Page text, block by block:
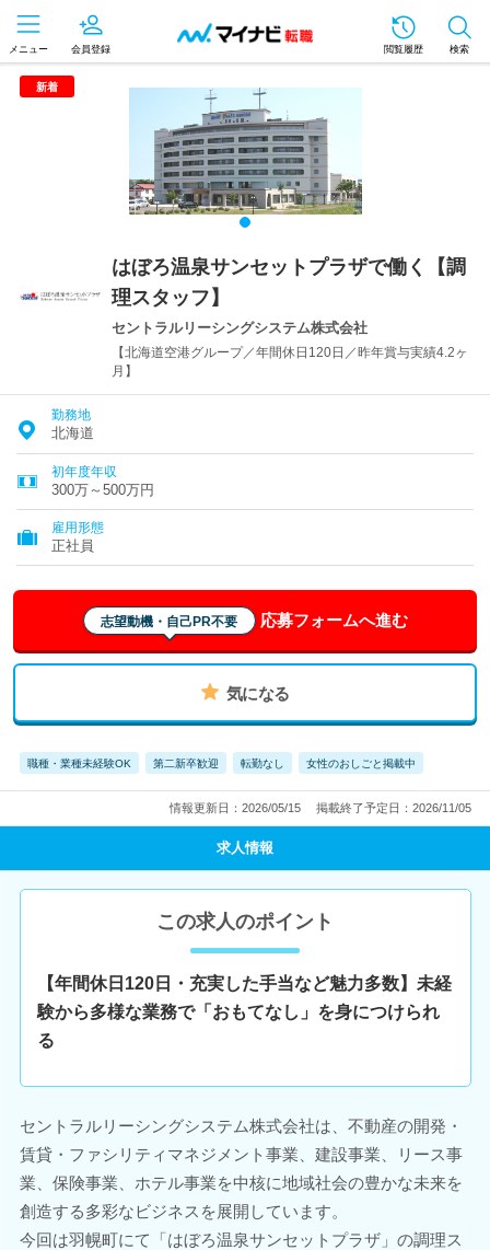
メニュー 会員登録 閲覧履歴 検索
新着
はぼろ温泉サンセットプラザで働く【調
理スタッフ】
セントラルリーシングシステム株式会社
【北海道空港グループ／年間休日120日／昨年賞与実績4.2ヶ
月】
勤務地
北海道
初年度年収
300万～500万円
雇用形態
正社員
志望動機・自己PR不要 応募フォームへ進む
気になる
職種・業種未経験OK 第二新卒歓迎 転勤なし 女性のおしごと掲載中
情報更新日：2026/05/15 掲載終了予定日：2026/11/05
求人情報
この求人のポイント
【年間休日120日・充実した手当など魅力多数】未経
験から多様な業務で「おもてなし」を身につけられ
る
セントラルリーシングシステム株式会社は、不動産の開発・
賃貸・ファシリティマネジメント事業、建設事業、リース事
業、保険事業、ホテル事業を中核に地域社会の豊かな未来を
創造する多彩なビジネスを展開しています。
今回は羽幌町にて「はぼろ温泉サンセットプラザ」の調理ス